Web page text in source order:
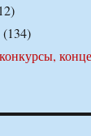
(134)